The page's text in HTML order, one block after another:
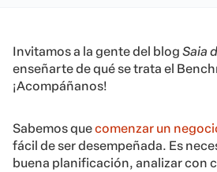
Invitamos a la gente del blog Saia
enseñarte de qué se trata el
¡Acompáñanos!
Sabemos quecomenzar un
fácil de ser desempeñada. Es
buena planificación, analizar con